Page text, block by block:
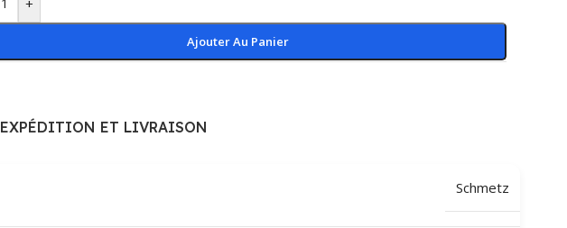
Ajouter Au Panier
EXPÉDITION ET LIVRAISON
Schmetz